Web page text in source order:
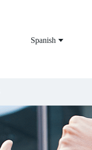
Spanish